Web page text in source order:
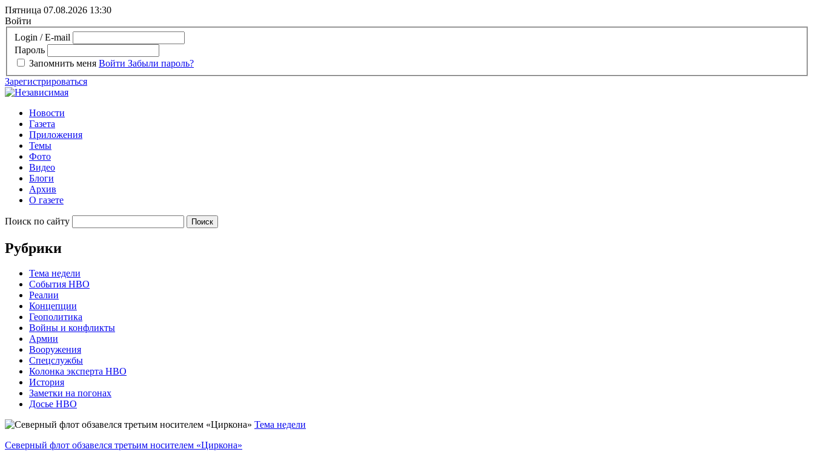
Пятница 07.08.2026 13:30
Войти
Login / E-mail
Пароль
Запомнить меня Войти Забыли пароль?
Зарегистрироваться
Новости
Газета
Приложения
Темы
Фото
Видео
Блоги
Архив
О газете
Поиск по сайту
Рубрики
Тема недели
События НВО
Реалии
Концепции
Геополитика
Войны и конфликты
Армии
Вооружения
Спецслужбы
Колонка эксперта НВО
История
Заметки на погонах
Досье НВО
Тема недели
Северный флот обзавелся третьим носителем «Циркона»